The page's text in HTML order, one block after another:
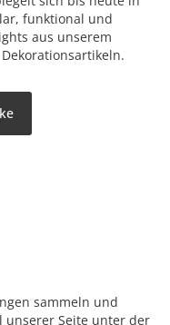
funktional und
aus unserem
sammeln und
unserer Seite unter der